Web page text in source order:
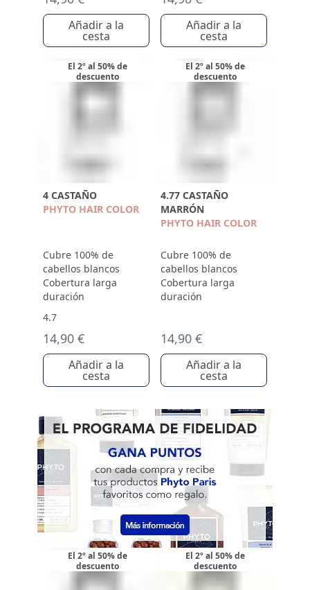
Añadir a la
cesta
Añadir a la
cesta
El 2º al 50% de
descuento
4 CASTAÑO
PHYTO HAIR COLOR
Cubre 100% de
cabellos blancos
Cobertura larga
duración
4.7
14,90 €
Añadir a la
cesta
El 2º al 50% de
descuento
4.77 CASTAÑO
MARRÓN
PHYTO HAIR COLOR
Cubre 100% de
cabellos blancos
Cobertura larga
duración
14,90 €
Añadir a la
cesta
El 2º al 50% de
descuento
El 2º al 50% de
descuento